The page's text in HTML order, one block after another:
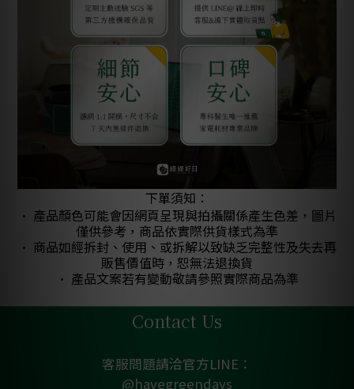
下單須知：
• 產品顏色可能會因網頁呈現與拍攝關係產生色差，圖片
僅供參考，商品依實際供貨樣式為準
• 商品如經拆封、使用、或拆解以致缺乏完整性及失去再
販售價值時，恕無法退換貨
• 產品文案若有變動敬請參照實際商品為準
Contact Us
客服問題請洽官方LINE：
@havegreendays